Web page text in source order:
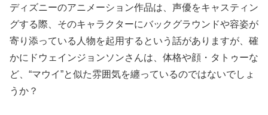
ディズニーのアニメーション作品は、声優をキャスティン
グする際、そのキャラクターにバックグラウンドや容姿が
寄り添っている人物を起用するという話がありますが、確
かにドウェインジョンソンさんは、体格や顔・タトゥーな
ど、“マウイ”と似た雰囲気を纏っているのではないでしょ
うか？